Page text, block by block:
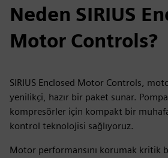
Neden SIRIUS
Motor Controls?
SIRIUS Enclosed Motor Controls,
yenilikçi, hazır bir paket sunar.
kompresörler için kompakt bir
kontrol teknolojisi sağlıyoruz.
Motor performansını korumak kritik